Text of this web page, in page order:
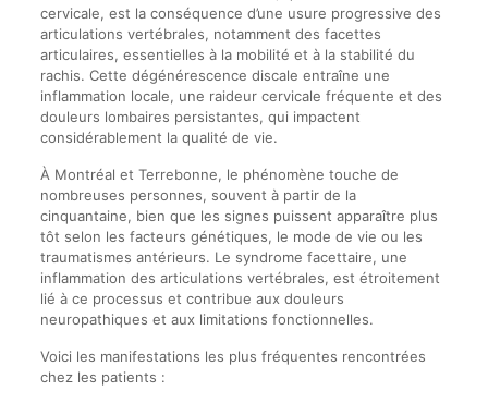
cervicale, est la conséquence d’une usure progressive des
articulations vertébrales, notamment des facettes
articulaires, essentielles à la mobilité et à la stabilité du
rachis. Cette dégénérescence discale entraîne une
inflammation locale, une raideur cervicale fréquente et des
douleurs lombaires persistantes, qui impactent
considérablement la qualité de vie.
À Montréal et Terrebonne, le phénomène touche de
nombreuses personnes, souvent à partir de la
cinquantaine, bien que les signes puissent apparaître plus
tôt selon les facteurs génétiques, le mode de vie ou les
traumatismes antérieurs. Le syndrome facettaire, une
inflammation des articulations vertébrales, est étroitement
lié à ce processus et contribue aux douleurs
neuropathiques et aux limitations fonctionnelles.
Voici les manifestations les plus fréquentes rencontrées
chez les patients :